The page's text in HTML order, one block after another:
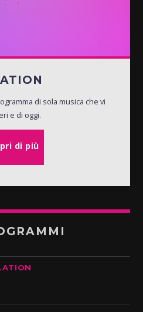
di sola musica che vi
e di oggi.
di più